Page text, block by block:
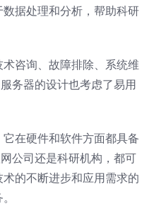
据处理和分析，帮助科研
咨询、故障排除、系统维
务器的设计也考虑了易用
在硬件和软件方面都具备
公司还是科研机构，都可
的不断进步和应用需求的